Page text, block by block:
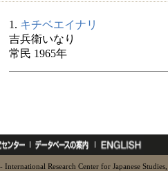
1. キチベエイナリ
吉兵衛いなり
常民 1965年
Research Center for Japanese